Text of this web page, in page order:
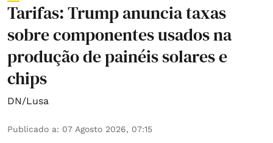
Tarifas: Trump anuncia taxas
sobre componentes usados na
produção de painéis solares e
chips
DN/Lusa
Publicado a: 07 Agosto 2026, 07:15